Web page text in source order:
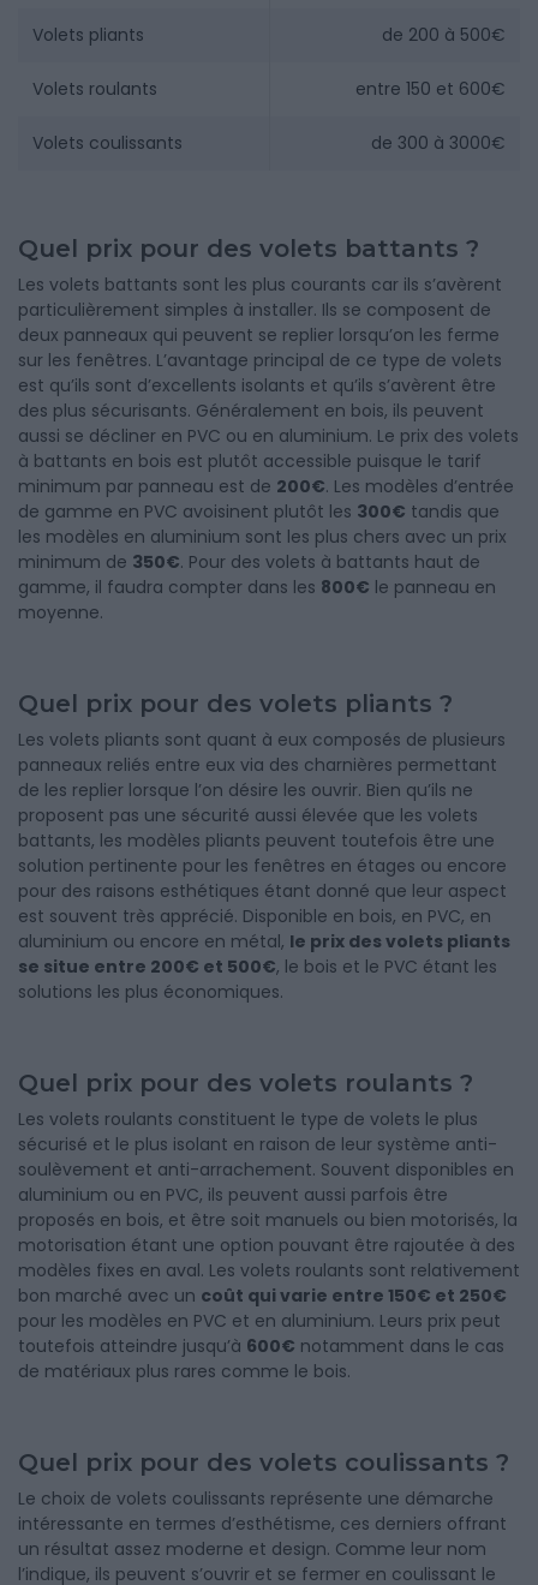
Volets pliants de 200 à 500€
Volets roulants entre 150 et 600€
Volets coulissants de 300 à 3000€
Quel prix pour des volets battants ?
Les volets battants sont les plus courants car ils s’avèrent
particulièrement simples à installer. Ils se composent de
deux panneaux qui peuvent se replier lorsqu’on les ferme
sur les fenêtres. L’avantage principal de ce type de volets
est qu’ils sont d’excellents isolants et qu’ils s’avèrent être
des plus sécurisants. Généralement en bois, ils peuvent
aussi se décliner en PVC ou en aluminium. Le prix des volets
à battants en bois est plutôt accessible puisque le tarif
minimum par panneau est de 200€. Les modèles d’entrée
de gamme en PVC avoisinent plutôt les 300€ tandis que
les modèles en aluminium sont les plus chers avec un prix
minimum de 350€. Pour des volets à battants haut de
gamme, il faudra compter dans les 800€ le panneau en
moyenne.
Quel prix pour des volets pliants ?
Les volets pliants sont quant à eux composés de plusieurs
panneaux reliés entre eux via des charnières permettant
de les replier lorsque l’on désire les ouvrir. Bien qu’ils ne
proposent pas une sécurité aussi élevée que les volets
battants, les modèles pliants peuvent toutefois être une
solution pertinente pour les fenêtres en étages ou encore
pour des raisons esthétiques étant donné que leur aspect
est souvent très apprécié. Disponible en bois, en PVC, en
aluminium ou encore en métal, le prix des volets pliants
se situe entre 200€ et 500€, le bois et le PVC étant les
solutions les plus économiques.
Quel prix pour des volets roulants ?
Les volets roulants constituent le type de volets le plus
sécurisé et le plus isolant en raison de leur système anti-
soulèvement et anti-arrachement. Souvent disponibles en
aluminium ou en PVC, ils peuvent aussi parfois être
proposés en bois, et être soit manuels ou bien motorisés, la
motorisation étant une option pouvant être rajoutée à des
modèles fixes en aval. Les volets roulants sont relativement
bon marché avec un coût qui varie entre 150€ et 250€
pour les modèles en PVC et en aluminium. Leurs prix peut
toutefois atteindre jusqu’à 600€ notamment dans le cas
de matériaux plus rares comme le bois.
Quel prix pour des volets coulissants ?
Le choix de volets coulissants représente une démarche
intéressante en termes d’esthétisme, ces derniers offrant
un résultat assez moderne et design. Comme leur nom
l’indique, ils peuvent s’ouvrir et se fermer en coulissant le